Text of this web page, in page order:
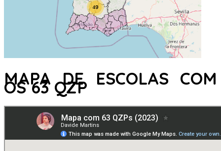
MAPA DE ESCOLAS COM
OS 63 QZP